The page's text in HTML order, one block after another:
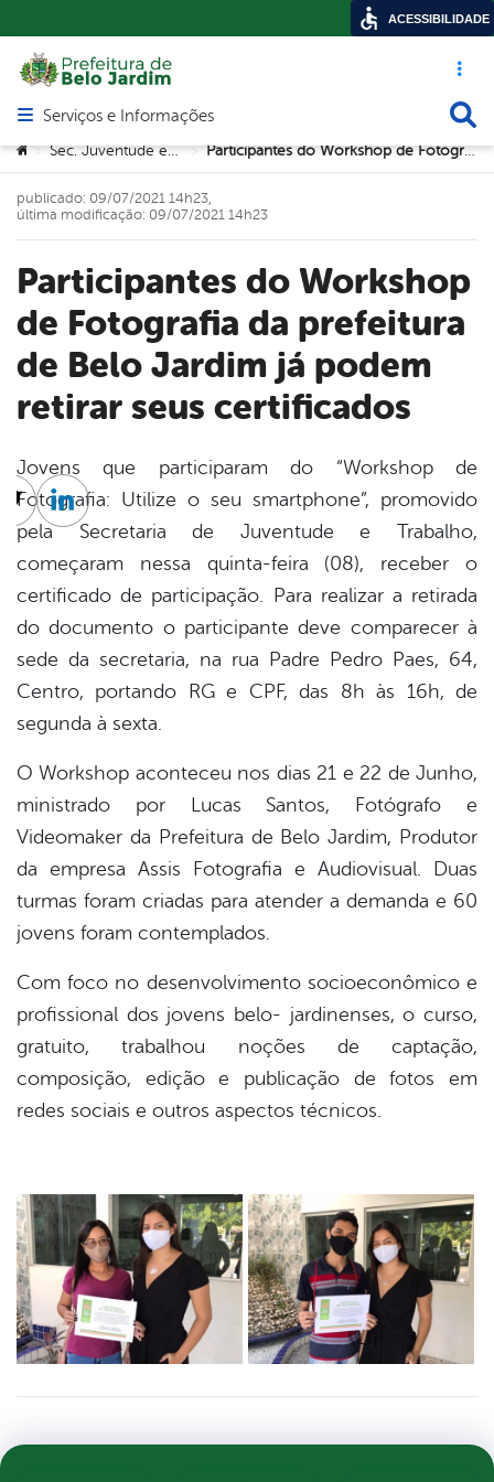
Acesso
Abrir menu principal de navegação
Serviços e Informações
Você está aqui:
> Sec. Juventude e Trabalho > Participantes do Workshop de Fotografia da prefeitura de Belo Jardim já podem retirar seus certificados
Participantes do Workshop
de Fotografia da prefeitura
de Belo Jardim já podem
retirar seus certificados
publicado: 09/07/2021 14h23,
última modificação: 09/07/2021 14h23
Jovens que participaram do “Workshop de
Fotografia: Utilize o seu smartphone”, promovido
pela Secretaria de Juventude e Trabalho,
começaram nessa quinta-feira (08), receber o
certificado de participação. Para realizar a retirada
do documento o participante deve comparecer à
sede da secretaria, na rua Padre Pedro Paes, 64,
Centro, portando RG e CPF, das 8h às 16h, de
segunda à sexta.
O Workshop aconteceu nos dias 21 e 22 de Junho,
ministrado por Lucas Santos, Fotógrafo e
Videomaker da Prefeitura de Belo Jardim, Produtor
da empresa Assis Fotografia e Audiovisual. Duas
turmas foram criadas para atender a demanda e 60
jovens foram contemplados.
Com foco no desenvolvimento socioeconômico e
profissional dos jovens belo- jardinenses, o curso,
gratuito, trabalhou noções de captação,
composição, edição e publicação de fotos em
redes sociais e outros aspectos técnicos.
TwitterLinkedin
ACESSIBILIDADE